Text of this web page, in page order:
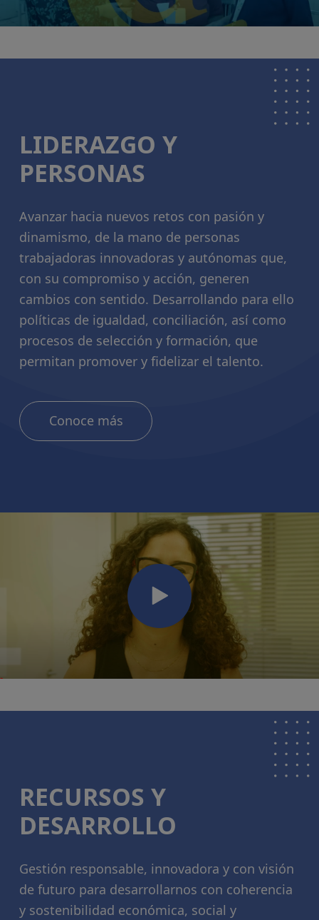
LIDERAZGO Y
PERSONAS
Avanzar hacia nuevos retos con pasión y
dinamismo, de la mano de personas
trabajadoras innovadoras y autónomas que,
con su compromiso y acción, generen
cambios con sentido. Desarrollando para ello
políticas de igualdad, conciliación, así como
procesos de selección y formación, que
permitan promover y fidelizar el talento.
Conoce más
RECURSOS Y
DESARROLLO
Gestión responsable, innovadora y con visión
de futuro para desarrollarnos con coherencia
y sostenibilidad económica, social y